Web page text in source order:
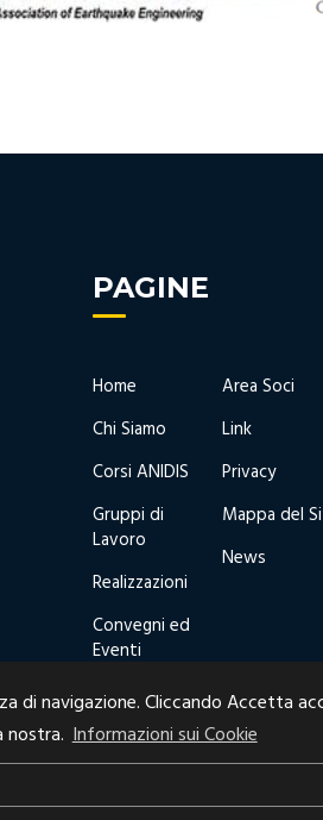
PAGINE
Home
Chi Siamo
Corsi ANIDIS
Gruppi di
Lavoro
Realizzazioni
Convegni ed
Eventi
Area Soci
Link
Privacy
Mappa del
News
sito web realizzato da:
di navigazione. Cliccando Accetta
nostra. Informazioni sui Cookie